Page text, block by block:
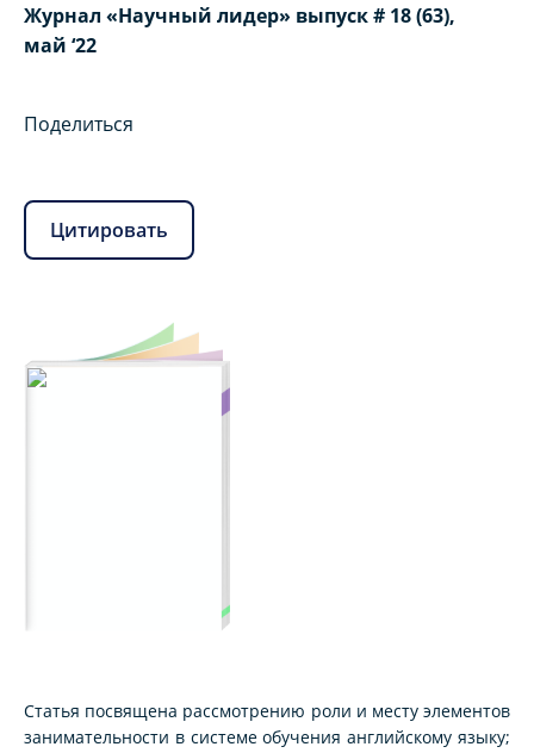
Журнал «Научный лидер» выпуск # 18 (63),
май ‘22
Поделиться
Цитировать
Статья посвящена рассмотрению роли и месту элементов
занимательности в системе обучения английскому языку;